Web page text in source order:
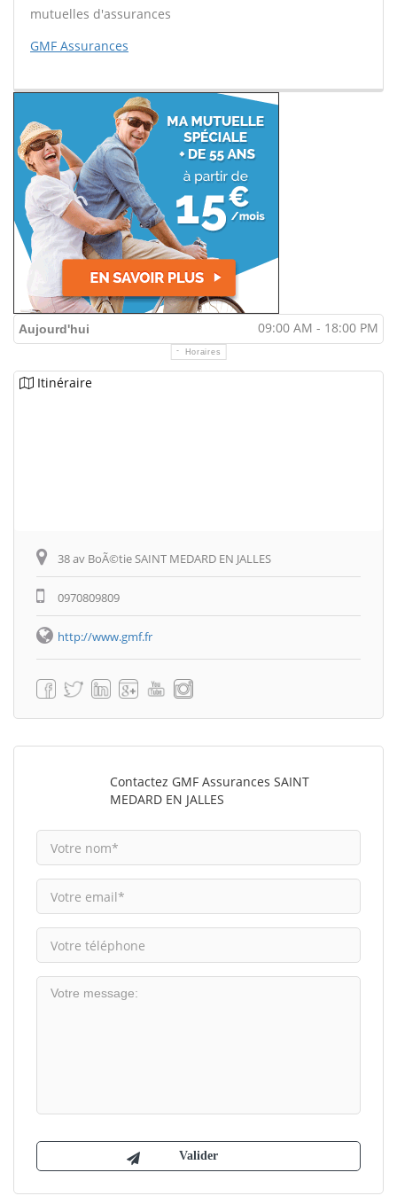
mutuelles d'assurances
GMF Assurances
Aujourd'hui 09:00 AM - 18:00 PM
Horaires
Itinéraire
38 av BoÃ©tie SAINT MEDARD EN JALLES
0970809809
http://www.gmf.fr
Contactez GMF Assurances SAINT
MEDARD EN JALLES